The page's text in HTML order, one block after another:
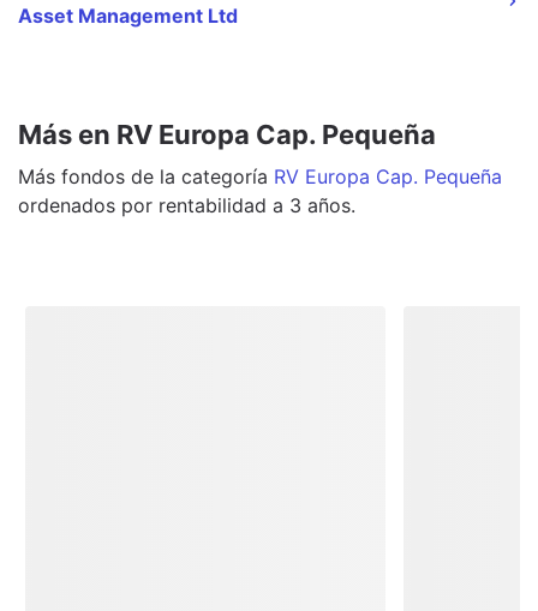
Asset Management Ltd
Más en RV Europa Cap. Pequeña
Más fondos de la categoría RV Europa Cap. Pequeña
ordenados por rentabilidad a 3 años.